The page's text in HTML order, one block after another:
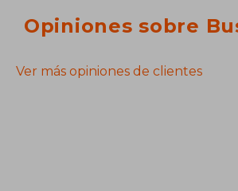
Opiniones sobre
Ver más opiniones de clientes